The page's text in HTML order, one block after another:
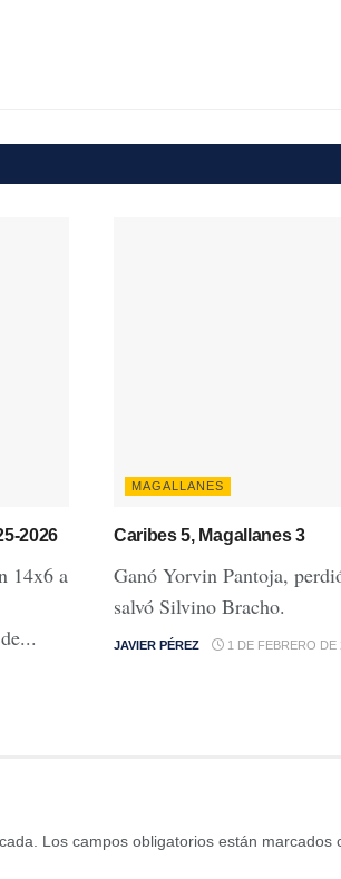
2026
14x6 a
MAGALLANES
Caribes 5, Magallanes 3
Ganó Yorvin Pantoja,
salvó Silvino Bracho.
JAVIER PÉREZ 1 DE FEBRERO DE
Los campos obligatorios están marcados